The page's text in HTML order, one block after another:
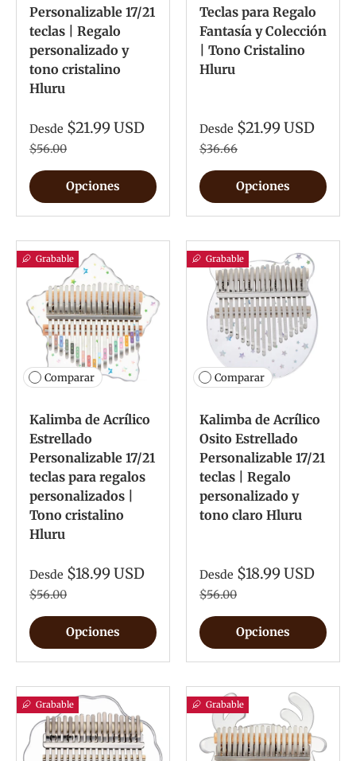
Personalizable 17/21
teclas | Regalo
personalizado y
tono cristalino
Hluru
Desde $21.99 USD
$56.00
Opciones
Teclas para Regalo
Fantasía y Colección
| Tono Cristalino
Hluru
Desde $21.99 USD
$36.66
Opciones
Grabable
Comparar
Kalimba de Acrílico
Estrellado
Personalizable 17/21
teclas para regalos
personalizados |
Tono cristalino
Hluru
Desde $18.99 USD
$56.00
Opciones
Grabable
Comparar
Kalimba de Acrílico
Osito Estrellado
Personalizable 17/21
teclas | Regalo
personalizado y
tono claro Hluru
Desde $18.99 USD
$56.00
Opciones
Grabable Grabable